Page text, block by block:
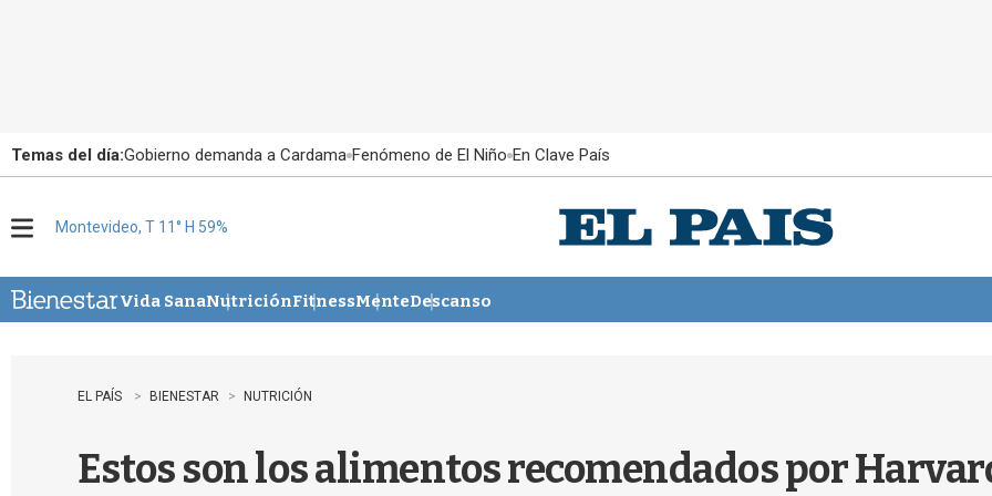
Temas del día:Gobierno demanda a Cardama Fenómeno de El Niño En Clave País
u
Montevideo, T 11° H 59%
Vida SanaNutriciónFitnessMenteDescanso
EL PAÍS BIENESTAR NUTRICIÓN
Estos son los alimentos recomendados por